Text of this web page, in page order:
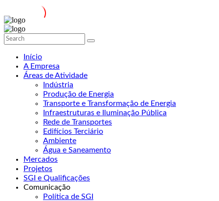
Início
A Empresa
Áreas de Atividade
Indústria
Produção de Energia
Transporte e Transformação de Energia
Infraestruturas e Iluminação Pública
Rede de Transportes
Edifícios Terciário
Ambiente
Água e Saneamento
Mercados
Projetos
SGI e Qualificações
Comunicação
Política de SGI